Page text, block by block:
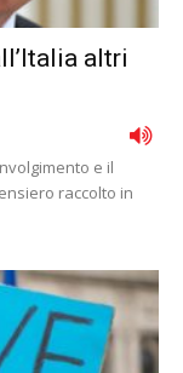
altri
e il
raccolto in